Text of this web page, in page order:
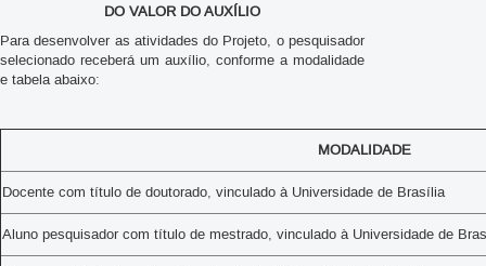
DO VALOR DO AUXÍLIO
Para desenvolver as atividades do Projeto, o pesquisador
selecionado receberá um auxílio, conforme a modalidade
e tabela abaixo:
MODALIDADE
Docente com título de doutorado, vinculado à Universidade de Brasília
Aluno pesquisador com título de mestrado, vinculado à Universidade de